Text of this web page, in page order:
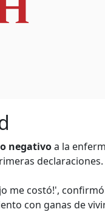
negativoa la
declaraciones.
me costó!',
con ganas de